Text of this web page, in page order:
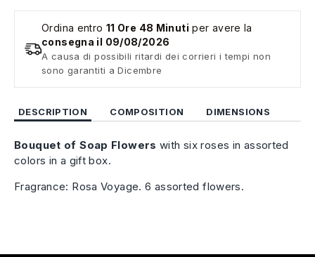
Ordina entro 11 Ore 48 Minuti per avere la
consegna il 09/08/2026
A causa di possibili ritardi dei corrieri i tempi non
sono garantiti a Dicembre
DESCRIPTION COMPOSITION DIMENSIONS
Bouquet of Soap Flowers with six roses in assorted
colors in a gift box.
Fragrance: Rosa Voyage. 6 assorted flowers.